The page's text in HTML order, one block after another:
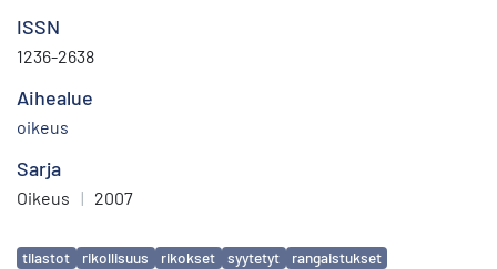
ISSN
1236-2638
Aihealue
oikeus
Sarja
Oikeus | 2007
Avainsanat
tilastot rikollisuus rikokset syytetyt
rangaistukset